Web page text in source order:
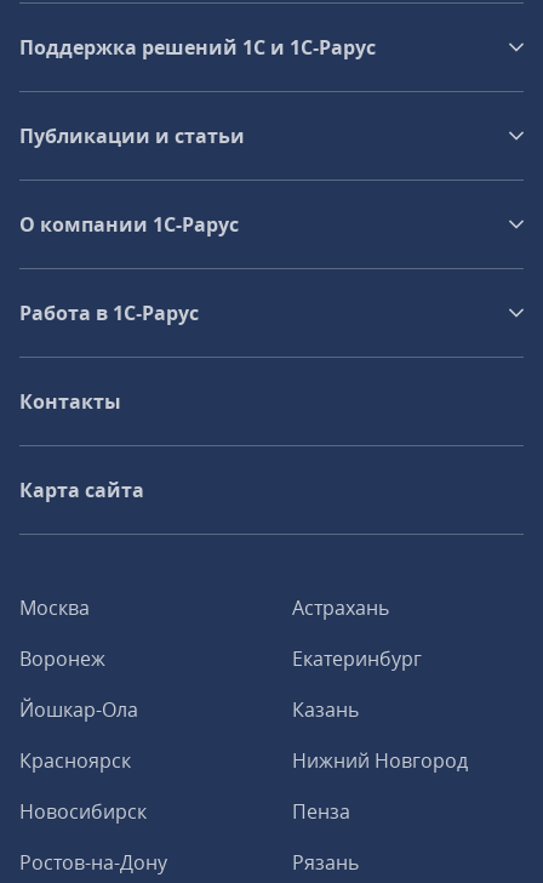
Москва
Астрахань
Воронеж
Екатеринбург
Йошкар-Ола
Казань
Красноярск
Нижний Новгород
Новосибирск
Пенза
Ростов-на-Дону
Рязань
Поддержка решений 1С и 1С‑Рарус
Публикации и статьи
О компании 1C-Рарус
Работа в 1С‑Рарус
Контакты
Карта сайта